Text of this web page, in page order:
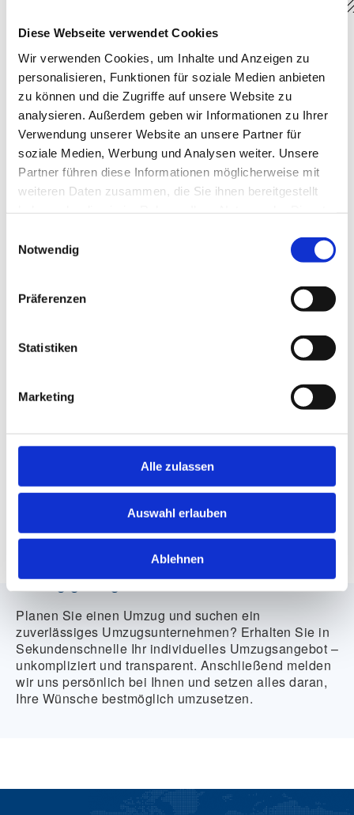
Diese Webseite verwendet Cookies
Wir verwenden Cookies, um Inhalte und Anzeigen zu
personalisieren, Funktionen für soziale Medien anbieten
zu können und die Zugriffe auf unsere Website zu
analysieren. Außerdem geben wir Informationen zu Ihrer
Verwendung unserer Website an unsere Partner für
soziale Medien, Werbung und Analysen weiter. Unsere
Partner führen diese Informationen möglicherweise mit
weiteren Daten zusammen, die Sie ihnen bereitgestellt
Notwendig
Präferenzen
Statistiken
Marketing
Alle zulassen
Auswahl erlauben
Ablehnen
Kontaktformular
Name/Firma *
E-Mail *
DE
Datenschutzbestimmungen
Ihnen Ihre Formulardaten datenschutzkonform zu
verarbeiten, streng vertraulich zu behandeln und nicht an
können Sie hier einsehen.
Umzug gefällig?
Planen Sie einen Umzug und suchen ein
zuverlässiges Umzugsunternehmen? Erhalten Sie in
Sekundenschnelle Ihr individuelles Umzugsangebot –
unkompliziert und transparent. Anschließend melden
wir uns persönlich bei Ihnen und setzen alles daran,
Ihre Wünsche bestmöglich umzusetzen.